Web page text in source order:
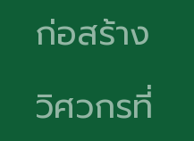
ก่อสร้าง
วิศวกรที่